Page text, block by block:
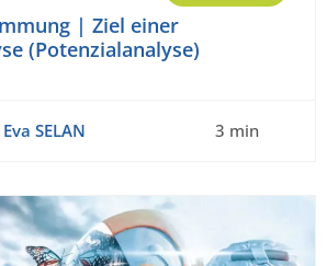
| Ziel einer
(Potenzialanalyse)
Eva SELAN 3 min